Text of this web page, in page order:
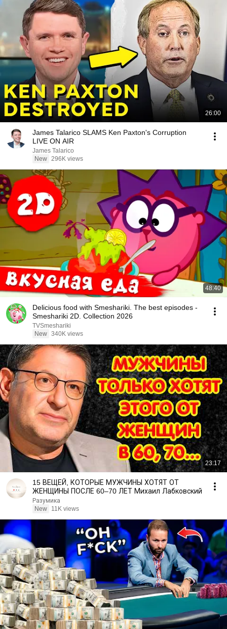
26:00
James Talarico SLAMS Ken Paxton's Corruption
LIVE ON AIR
James Talarico
New 296K views
48:40
Delicious food with Smeshariki. The best episodes -
Smeshariki 2D. Collection 2026
TVSmeshariki
New 340K views
23:17
15 ВЕЩЕЙ, КОТОРЫЕ МУЖЧИНЫ ХОТЯТ ОТ
ЖЕНЩИНЫ ПОСЛЕ 60–70 ЛЕТ Михаил Лабковский
Разумика
New
11K views